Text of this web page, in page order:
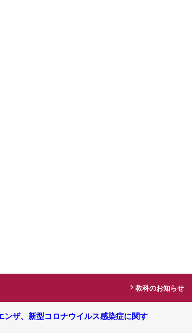
教科のお知らせ
ンザ、新型コロナウイルス感染症に関す